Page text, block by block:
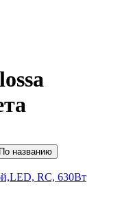
RC, 630Вт